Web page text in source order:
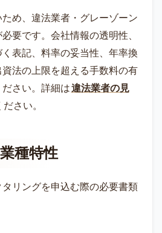
め、違法業者・グレーゾーン
要です。会社情報の透明性、
表記、料率の妥当性、年率換
法の上限を超える手数料の有
さい。詳細は違法業者の見
さい。
種特性
リングを申込む際の必要書類